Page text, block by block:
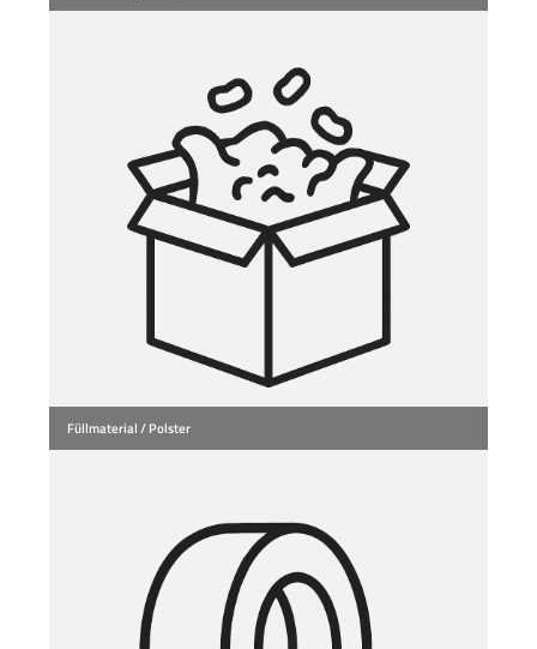
Füllmaterial / Polster